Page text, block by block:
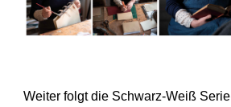
Weiter folgt die Schwarz-Weiß Serie